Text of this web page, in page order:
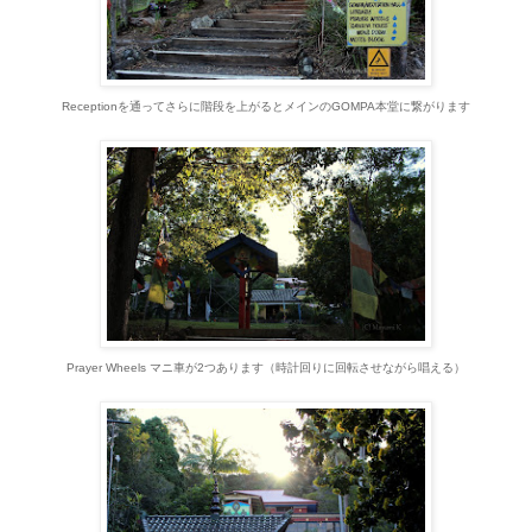
Receptionを通ってさらに階段を上がるとメインのGOMPA本堂に繋がります
Prayer Wheels マニ車が2つあります（時計回りに回転させながら唱える）